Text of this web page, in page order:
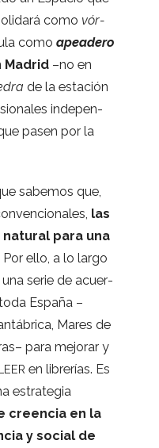
como vór­
como apea­dero
Madrid–no en
de la esta­ción
inde­pen­
pasen por la
sabe­mos que,
las
para una
Por ello, a lo largo
serie de acuer­
España –
Mares de
para mejo­rar y
en libre­rías. Es
estra­te­gia
creen­cia en la
y social de